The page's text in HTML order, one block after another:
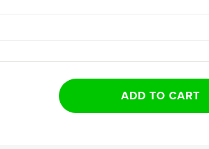
ADD TO CART